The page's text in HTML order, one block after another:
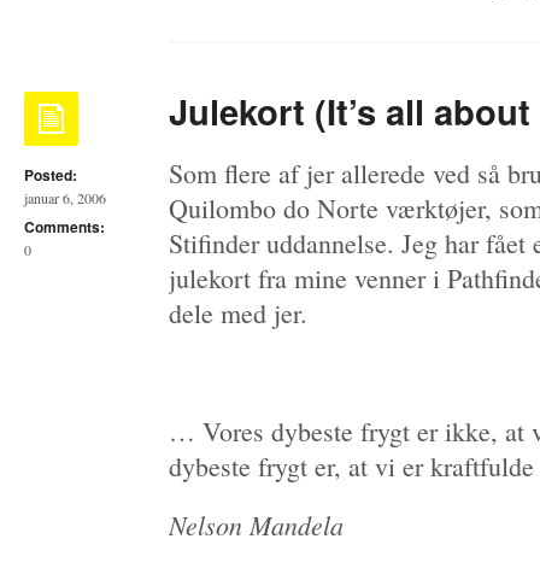
Posted:
januar 6, 2006
Comments:
0
Julekort (It’s all
Som flere af jer allerede ved så
Quilombo do Norte værktøjer,
Stifinder uddannelse. Jeg har fået
julekort fra mine venner i
dele med jer.
… Vores dybeste frygt er ikke, at
dybeste frygt er, at vi er
Nelson Mandela